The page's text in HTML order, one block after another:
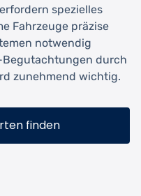
spezielles
Fahrzeuge präzise
notwendig
Begutachtungen durch
zunehmend wichtig.
finden